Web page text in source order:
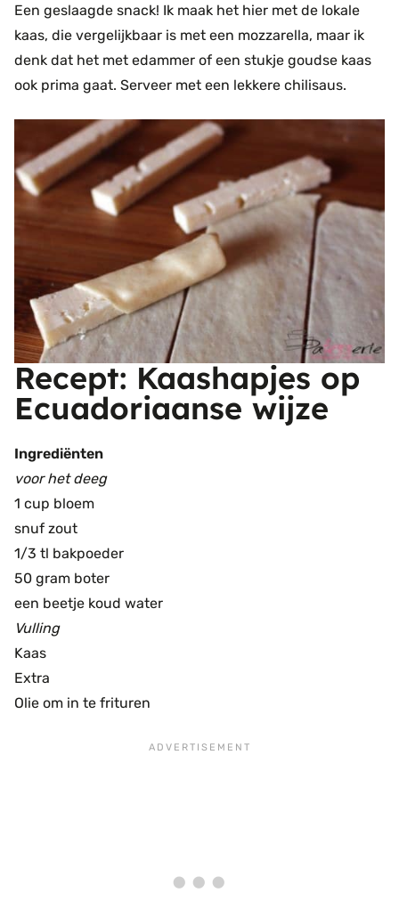
Een geslaagde snack! Ik maak het hier met de lokale
kaas, die vergelijkbaar is met een mozzarella, maar ik
denk dat het met edammer of een stukje goudse kaas
ook prima gaat. Serveer met een lekkere chilisaus.
Recept: Kaashapjes op
Ecuadoriaanse wijze
Ingrediënten
voor het deeg
1 cup bloem
snuf zout
1/3 tl bakpoeder
50 gram boter
een beetje koud water
Vulling
Kaas
Extra
Olie om in te frituren